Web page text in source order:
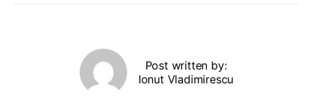
Post written by:
Ionut Vladimirescu